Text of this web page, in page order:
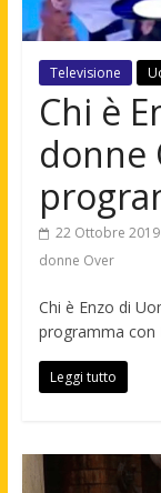
Televisione
Chi è
donne
22 Ottobre 2019
donne Over
Chi è Enzo di
programma con
Leggi tutto